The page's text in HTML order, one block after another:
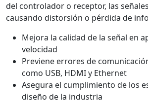
del controlador o receptor, las
causando distorsión o pérdida de
Mejora la calidad de la señal en
velocidad
Previene errores de
como USB, HDMI y Ethernet
Asegura el cumplimiento de los
diseño de la industria